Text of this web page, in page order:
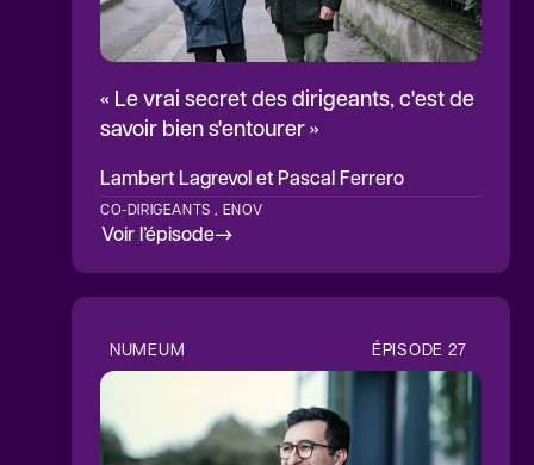
« Le vrai secret des dirigeants, c'est de
savoir bien s'entourer »
Lambert Lagrevolet Pascal Ferrero
CO-DIRIGEANTS , ENOV
Voir l’épisode
NUMEUM ÉPISODE 27